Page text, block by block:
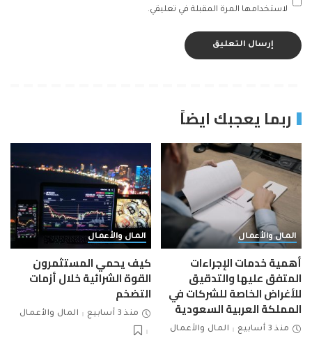
لاستخدامها المرة المقبلة في تعليقي.
ربما يعجبك ايضاً
المال والأعمال
أهمية خدمات الإجراءات
المتفق عليها والتدقيق
للأغراض الخاصة للشركات في
المملكة العربية السعودية
منذ 3 أسابيع المال والأعمال
المال والأعمال
كيف يحمي المستثمرون
القوة الشرائية خلال أزمات
التضخم
منذ 3 أسابيع المال والأعمال